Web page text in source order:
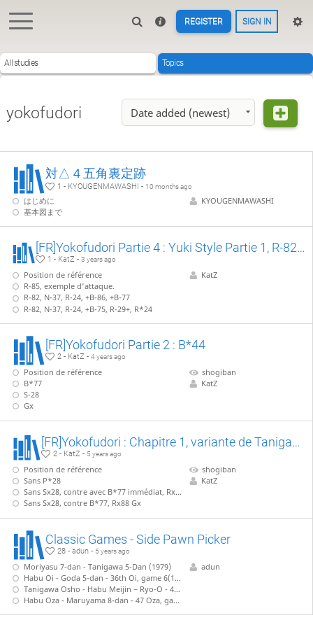
REGISTER SIGN IN
All studies Topics
yokofudori Date added (newest)
対△４五角裏定跡
1 - KYOUGENMAWASHI - 10 months ago
はじめに
基本図まで
KYOUGENMAWASHI
[FR]Yokofudori Partie 4 : Yuki Style Partie 1, R-82 S-22 VS N-37 et S-38
1 - KatZ -3 years ago
Position de référence
R-85, exemple d'attaque.
R-82, N-37, R-24, +B-86, +B-77
R-82, N-37, R-24, +B-75, R-29+, R*24
KatZ
[FR]Yokofudori Partie 2 : B*44
2 - KatZ -4 years ago
Position de référence
B*77
S-28
Gx
shogiban
KatZ
[FR]Yokofudori : Chapitre 1, variante de Tanigawa (B*45)
2 - KatZ - 5 years ago
Position de référence
Sans P*28
Sans Sx28, contre avec B*77 immédiat, Rx88 Bx
Sans Sx28, contre B*77, Rx88 Gx
shogiban
KatZ
Classic Games - Side Pawn Picker
28 - adun - 5 years ago
Moriyasu 7-dan - Tanigawa 5-Dan (1979)
Habu Oi - Goda 5-dan - 36th Oi, game 6(1995)
Tanigawa Osho - Habu Meijin ~ Ryo-O - 45 Osho, game 4 (1996)
Habu Oza - Maruyama 8-dan - 47 Oza, game 1 (1999)
adun